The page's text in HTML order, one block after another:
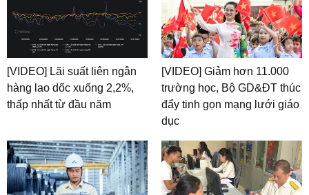
[VIDEO] Lãi suất liên ngân
hàng lao dốc xuống 2,2%,
thấp nhất từ đầu năm
[VIDEO] Giảm hơn 11.000
trường học, Bộ GD&ĐT thúc
đẩy tinh gọn mạng lưới giáo
dục